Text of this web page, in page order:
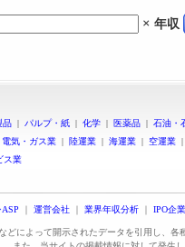
× 年収
品 | パルプ・紙 | 化学 | 医薬品 | 石油・
電気・ガス業 | 陸運業 | 海運業 | 空運業 |
ス業
｜ 運営会社 ｜ 業界年収分析 ｜ IPO企
によって開示されたデータを引用し、